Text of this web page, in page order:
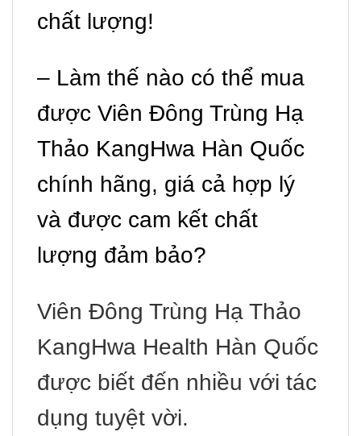
chất lượng!
– Làm thế nào có thể mua
được Viên Đông Trùng Hạ
Thảo KangHwa Hàn Quốc
chính hãng, giá cả hợp lý
và được cam kết chất
lượng đảm bảo?
Viên Đông Trùng Hạ Thảo
KangHwa Health Hàn Quốc
được biết đến nhiều với tác
dụng tuyệt vời.